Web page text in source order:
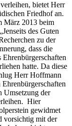
bietet Herr
Friedhof an.
März 2013 beim
des Guten
zu der
dass die
Ehrenbürgerschaften
hatte. Da diese
Herr Hoffmann
Umsetzung der
Hier
gewidmet
vorsichtig mit der